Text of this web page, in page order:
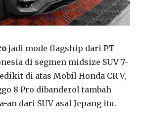
jadi mode flagship dari PT
di segmen midsize SUV 7-
di atas Mobil Honda CR-V,
8 Pro dibanderol tambah
an dari SUV asal Jepang itu.